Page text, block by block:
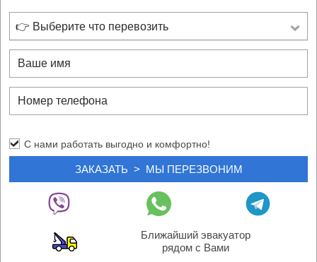
й
у
👉 Выберите что перевозить
С нами работать выгодно и комфортно!
Ближайший эвакуатор
рядом с Вами